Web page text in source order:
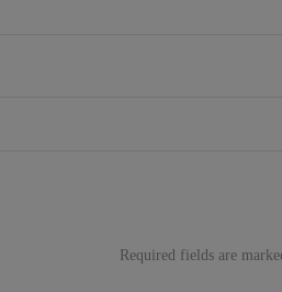
Required fields are